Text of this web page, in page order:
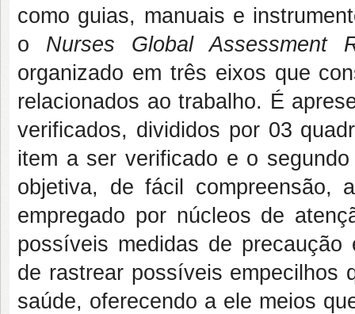
como guias, manuais e
o Nurses Global Assessment
organizado em três eixos que
relacionados ao trabalho. É
verificados, divididos por 03
item a ser verificado e o
objetiva, de fácil compreensão,
empregado por núcleos de
possíveis medidas de
de rastrear possíveis empecilhos
saúde, oferecendo a ele meios